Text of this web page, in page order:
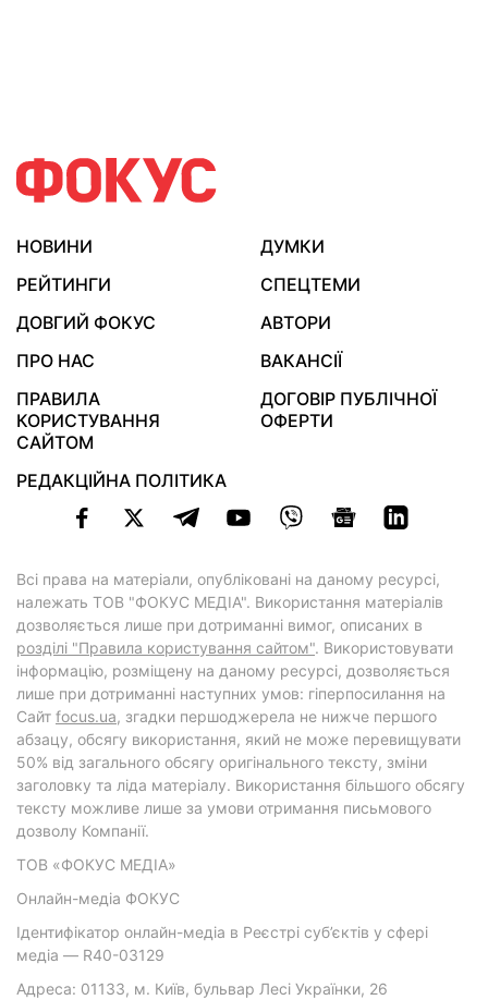
НОВИНИ
ДУМКИ
РЕЙТИНГИ
СПЕЦТЕМИ
ДОВГИЙ ФОКУС
АВТОРИ
ПРО НАС
ВАКАНСІЇ
ПРАВИЛА
КОРИСТУВАННЯ
САЙТОМ
ДОГОВІР ПУБЛІЧНОЇ
ОФЕРТИ
РЕДАКЦІЙНА ПОЛІТИКА
Всі права на матеріали, опубліковані на даному ресурсі,
належать ТОВ "ФОКУС МЕДІА". Використання матеріалів
дозволяється лише при дотриманні вимог, описаних в
розділі "Правила користування сайтом". Використовувати
інформацію, розміщену на даному ресурсі, дозволяється
лише при дотриманні наступних умов: гіперпосилання на
Cайт focus.ua, згадки першоджерела не нижче першого
абзацу, обсягу використання, який не може перевищувати
50% від загального обсягу оригінального тексту, зміни
заголовку та ліда матеріалу. Використання більшого обсягу
тексту можливе лише за умови отримання письмового
дозволу Компанії.
ТОВ «ФОКУС МЕДІА»
Онлайн-медіа ФОКУС
Ідентифікатор онлайн-медіа в Реєстрі суб’єктів у сфері
медіа — R40-03129
Адреса: 01133, м. Київ, бульвар Лесі Українки, 26